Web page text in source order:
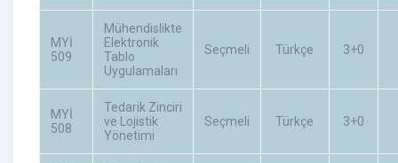
MYİ
509
Mühendislikte
Elektronik
Tablo
Uygulamaları
Seçmeli Türkçe 3+0
MYİ
508
Tedarik Zinciri
ve Lojistik
Yönetimi
Seçmeli Türkçe 3+0